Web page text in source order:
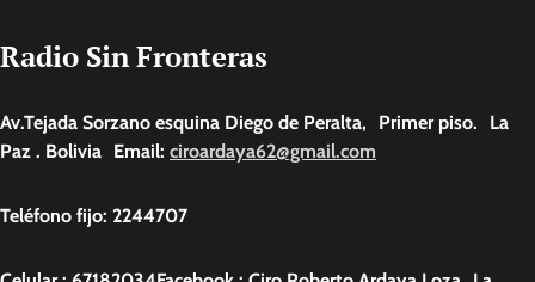
Radio Sin Fronteras
Av.Tejada Sorzano esquina Diego de Peralta, Primer piso. La
Paz . Bolivia Email: ciroardaya62@gmail.com
Teléfono fijo: 2244707